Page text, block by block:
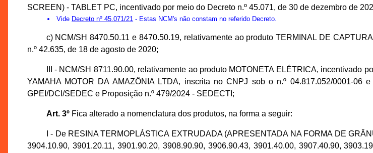
SCREEN) - TABLET PC, incentivado por meio do Decreto n.º 45.071, de 30 de dezembro de
Vide Decreto nº 45.071/21 - Estas NCM's não constam no referido Decreto.
c) NCM/SH 8470.50.11 e 8470.50.19, relativamente ao produto TERMINAL DE
n.º 42.635, de 18 de agosto de 2020;
III - NCM/SH 8711.90.00, relativamente ao produto MOTONETA ELÉTRICA,
YAMAHA MOTOR DA AMAZÔNIA LTDA, inscrita no CNPJ sob o n.º 04.817.052/0001-06
GPEI/DCI/SEDEC e Proposição n.º 479/2024 - SEDECTI;
Art. 3ºFica alterado a nomenclatura dos produtos, na forma a seguir:
I - De RESINA TERMOPLÁSTICA EXTRUDADA (APRESENTADA NA FORMA DE
3904.10.90, 3901.20.11, 3901.90.20, 3908.90.90, 3906.90.43, 3901.40.00, 3907.40.90,